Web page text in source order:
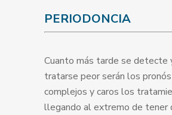
PERIODONCIA
Cuanto más tarde se detecte
tratarse peor serán los
complejos y caros los
llegando al extremo de tener